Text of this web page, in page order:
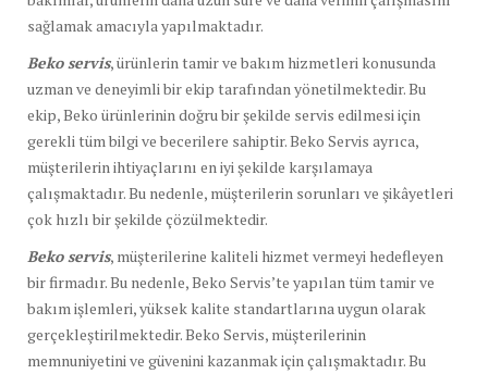
sağlamak amacıyla yapılmaktadır.
Beko servis, ürünlerin tamir ve bakım hizmetleri konusunda
uzman ve deneyimli bir ekip tarafından yönetilmektedir. Bu
ekip, Beko ürünlerinin doğru bir şekilde servis edilmesi için
gerekli tüm bilgi ve becerilere sahiptir. Beko Servis ayrıca,
müşterilerin ihtiyaçlarını en iyi şekilde karşılamaya
çalışmaktadır. Bu nedenle, müşterilerin sorunları ve şikâyetleri
çok hızlı bir şekilde çözülmektedir.
Beko servis, müşterilerine kaliteli hizmet vermeyi hedefleyen
bir firmadır. Bu nedenle, Beko Servis’te yapılan tüm tamir ve
bakım işlemleri, yüksek kalite standartlarına uygun olarak
gerçekleştirilmektedir. Beko Servis, müşterilerinin
memnuniyetini ve güvenini kazanmak için çalışmaktadır. Bu